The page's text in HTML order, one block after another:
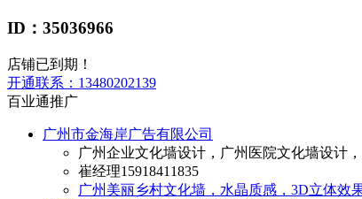
ID：35036966
店铺已到期！
开通联系： 13480202139
百业通推广
广州市金海岸广告有限公司
广州企业文化墙设计，广州医院文化墙设计
崔经理15918411835
广州美丽乡村文化墙，水晶质感，3D立体效